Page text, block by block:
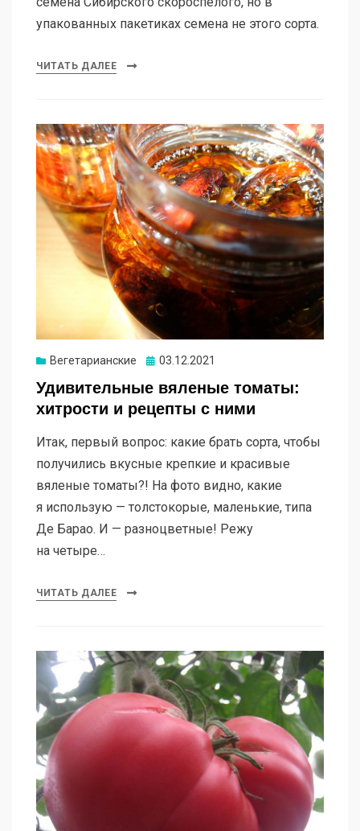
упакованных пакетиках семена не этого сорта.
ЧИТАТЬ ДАЛЕЕ
Вегетарианские Опубликовано
03.12.2021
Удивительные вяленые томаты:
хитрости и рецепты с ними
Итак, первый вопрос: какие брать сорта, чтобы
получились вкусные крепкие и красивые
вяленые томаты?! На фото видно, какие
я использую — толстокорые, маленькие, типа
Де Барао. И — разноцветные! Режу
на четыре…
ЧИТАТЬ ДАЛЕЕ